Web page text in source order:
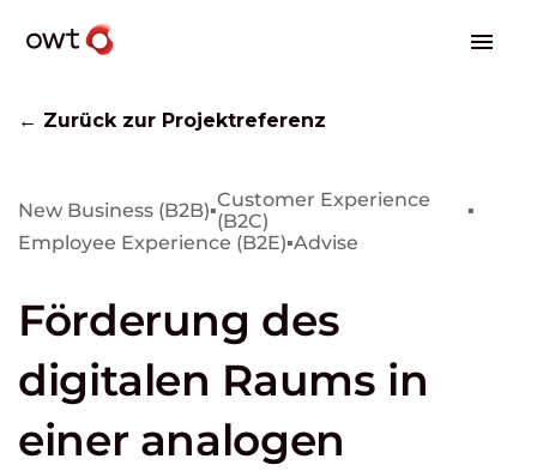
← Zurück zur Projektreferenz
New Business (B2B)▪Customer Experience
(B2C)
▪
Employee Experience (B2E)▪Advise
Förderung des
digitalen Raums in
einer analogen